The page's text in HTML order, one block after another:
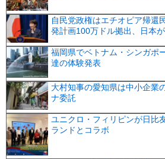
自民党政権はエチオピア帰還
発計画100万ドル拠出、日本
福岡県でベトナム・シンガポ
達の体験発表
大村知事の愛知県は中小企業
ナ委託
ユニクロ・フィリピンが日比
ランドとコラボ